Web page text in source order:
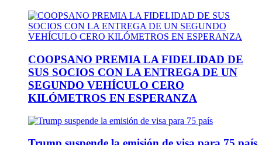
COOPSANO PREMIA LA FIDELIDAD DE
SUS SOCIOS CON LA ENTREGA DE UN
SEGUNDO VEHÍCULO CERO
KILÓMETROS EN ESPERANZA